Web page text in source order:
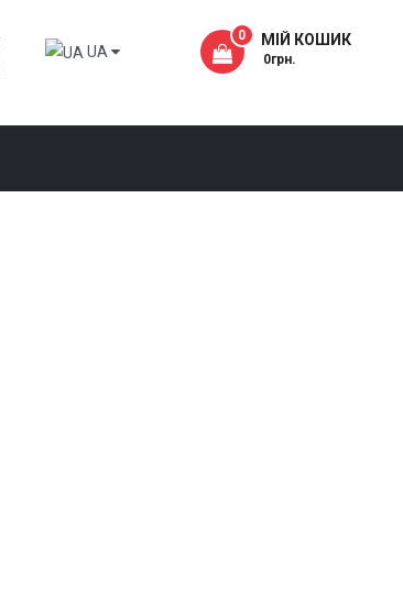
UA
МІЙ КОШИК
0
- 0грн.